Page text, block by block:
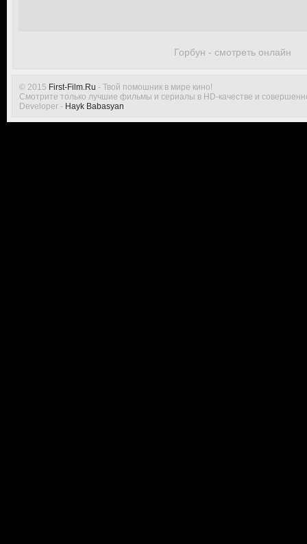
Горбун - смотреть онлайн
© 2015 First-Film.Ru - Твой помошник в мире кино!
Смотрите только лучшие фильмы и сериалы в HD-качестве и
Developer - Hayk Babasyan